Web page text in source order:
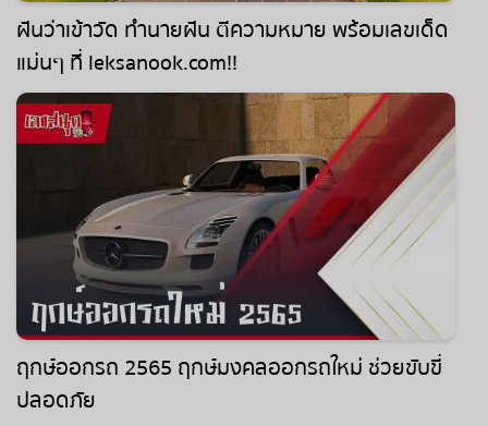
ฝันว่าเข้าวัด ทำนายฝัน ตีความหมาย พร้อมเลขเด็ด
แม่นๆ ที่ leksanook.com!!
ฤกษ์ออกรถ 2565 ฤกษ์มงคลออกรถใหม่ ช่วยขับขี่
ปลอดภัย